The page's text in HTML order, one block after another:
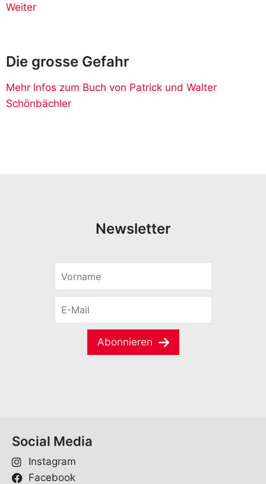
Weiter
Die grosse Gefahr
Mehr Infos zum Buch von Patrick und Walter
Schönbächler
Newsletter
r
M
Abonnieren
Social Media
Instagram
Facebook